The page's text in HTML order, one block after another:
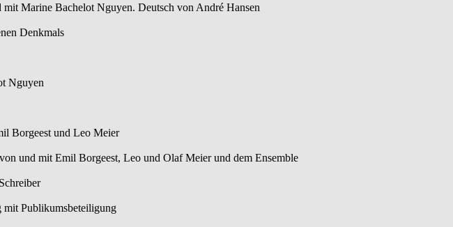
mit Marine Bachelot Nguyen. Deutsch von André Hansen
Denkmals
Nguyen
Borgeest und Leo Meier
und mit Emil Borgeest, Leo und Olaf Meier und dem Ensemble
mit Publikumsbeteiligung